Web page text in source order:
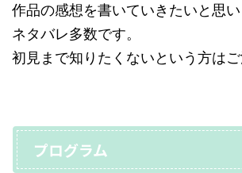
作品の感想を書いていきたいと思い
ネタバレ多数です。
初見まで知りたくないという方はご
プログラム